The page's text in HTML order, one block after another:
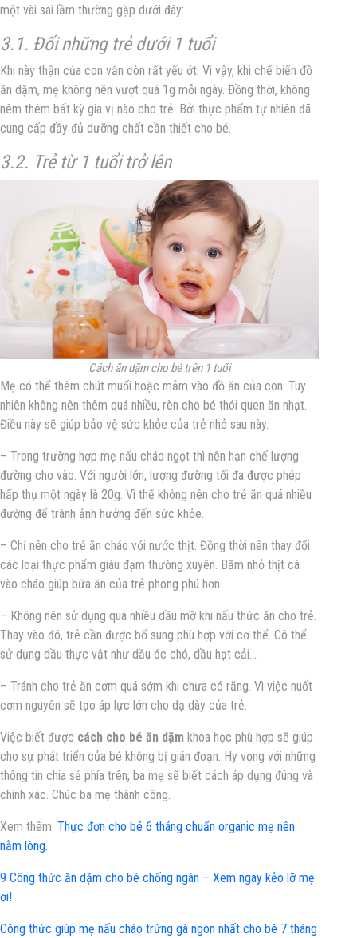
một vài sai lầm thường gặp dưới đây:
3.1. Đối những trẻ dưới 1 tuổi
Khi này thận của con vẫn còn rất yếu ớt. Vì vậy, khi chế biến đồ
ăn dặm, mẹ không nên vượt quá 1g mỗi ngày. Đồng thời, không
nêm thêm bất kỳ gia vị nào cho trẻ. Bởi thực phẩm tự nhiên đã
cung cấp đầy đủ dưỡng chất cần thiết cho bé.
3.2. Trẻ từ 1 tuổi trở lên
Cách ăn dặm cho bé trên 1 tuổi
Mẹ có thể thêm chút muối hoặc mắm vào đồ ăn của con. Tuy
nhiên không nên thêm quá nhiều, rèn cho bé thói quen ăn nhạt.
Điều này sẽ giúp bảo vệ sức khỏe của trẻ nhỏ sau này.
– Trong trường hợp mẹ nấu cháo ngọt thì nên hạn chế lượng
đường cho vào. Với người lớn, lượng đường tối đa được phép
hấp thụ một ngày là 20g. Vì thế không nên cho trẻ ăn quá nhiều
đường để tránh ảnh hưởng đến sức khỏe.
– Chỉ nên cho trẻ ăn cháo với nước thịt. Đồng thời nên thay đổi
các loại thực phẩm giàu đạm thường xuyên. Băm nhỏ thịt cá
vào cháo giúp bữa ăn của trẻ phong phú hơn.
– Không nên sử dụng quá nhiều dầu mỡ khi nấu thức ăn cho trẻ.
Thay vào đó, trẻ cần được bổ sung phù hợp với cơ thể. Có thể
sử dụng dầu thực vật như dầu óc chó, dầu hạt cải…
– Tránh cho trẻ ăn cơm quá sớm khi chưa có răng. Vì việc nuốt
cơm nguyên sẽ tạo áp lực lớn cho dạ dày của trẻ.
Việc biết được cách cho bé ăn dặm khoa học phù hợp sẽ giúp
cho sự phát triển của bé không bị gián đoạn. Hy vọng với những
thông tin chia sẻ phía trên, ba mẹ sẽ biết cách áp dụng đúng và
chính xác. Chúc ba mẹ thành công.
Xem thêm: Thực đơn cho bé 6 tháng chuẩn organic mẹ nên
nằm lòng.
9 Công thức ăn dặm cho bé chống ngán – Xem ngay kẻo lỡ mẹ
ơi!
Công thức giúp mẹ nấu cháo trứng gà ngon nhất cho bé 7 tháng